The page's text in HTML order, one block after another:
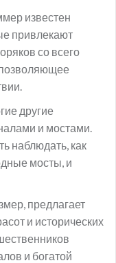
известен
привлекают
со всего
другие
и мостами.
наблюдать, как
мосты, и
предлагает
и исторических
и богатой